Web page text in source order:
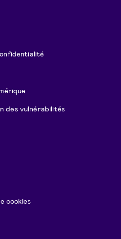
des vulnérabilités
cookies